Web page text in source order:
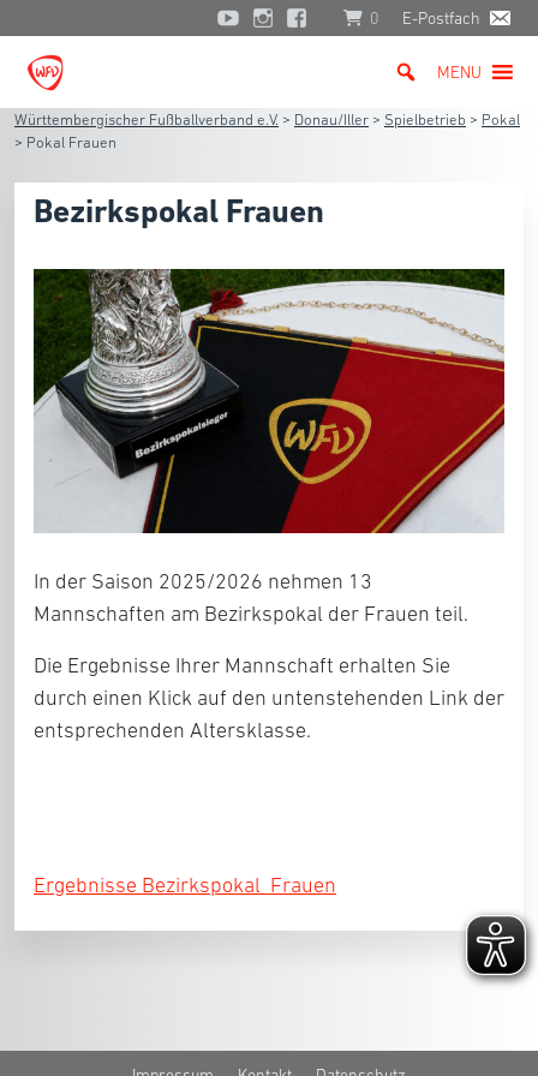
0 E-Postfach
MENU
Württembergischer Fußballverband e.V. > Donau/Iller > Spielbetrieb > Pokal
> Pokal Frauen
Bezirkspokal Frauen
In der Saison 2025/2026 nehmen 13
Mannschaften am Bezirkspokal der Frauen teil.
Die Ergebnisse Ihrer Mannschaft erhalten Sie
durch einen Klick auf den untenstehenden Link der
entsprechenden Altersklasse.
Ergebnisse Bezirkspokal Frauen